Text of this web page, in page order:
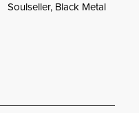
Soulseller, Black Metal